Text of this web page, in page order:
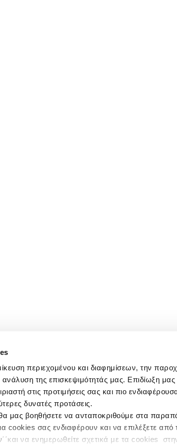
περιεχομένου και διαφημίσεων, την
της επισκεψιμότητάς μας. Επιδίωξη μας
στις προτιμήσεις σας και πιο
δυνατές προτάσεις.
θα μας βοηθήσετε να ανταποκριθούμε στα
cookies σας ενδιαφέρουν και να επιλέξετε από
΄΄και να ενημερωθείτε σχετικά με τα cookies